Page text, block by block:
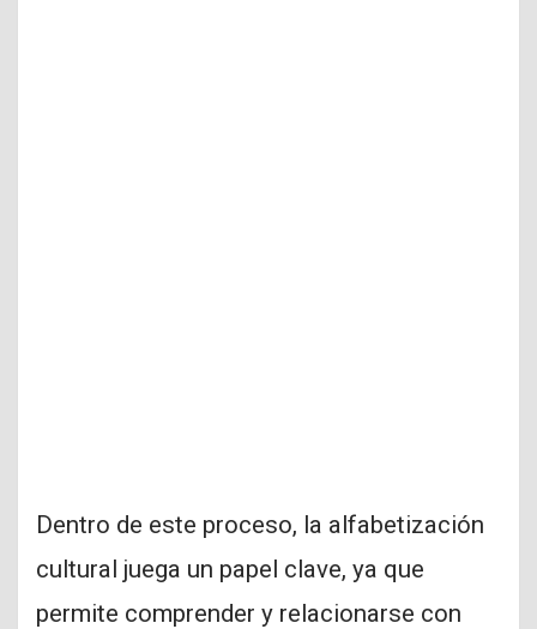
Dentro de este proceso, la alfabetización
cultural juega un papel clave, ya que
permite comprender y relacionarse con